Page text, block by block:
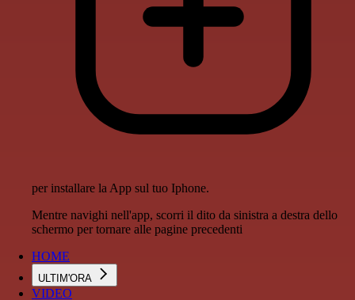
per installare la App sul tuo Iphone.
Mentre navighi nell'app, scorri il dito da sinistra a destra dello
schermo per tornare alle pagine precedenti
HOME
ULTIM'ORA
VIDEO